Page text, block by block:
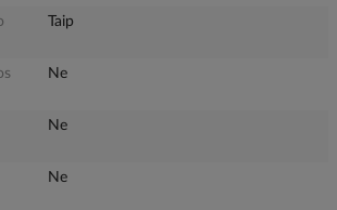
Taip
Ne
Ne
Ne